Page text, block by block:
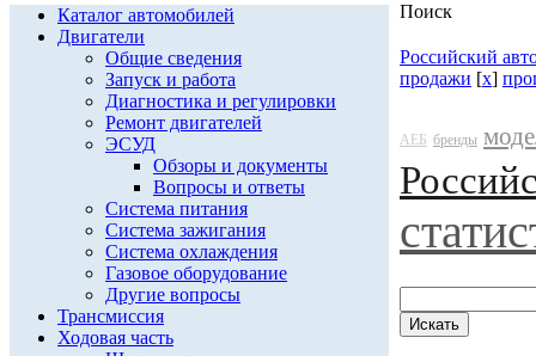
Каталог автомобилей
Двигатели
Общие сведения
Запуск и работа
Диагностика и регулировки
Ремонт двигателей
ЭСУД
Обзоры и документы
Вопросы и ответы
Система питания
Система зажигания
Система охлаждения
Газовое оборудование
Другие вопросы
Трансмиссия
Ходовая часть
Поиск
Российский
продажи [x]
АЕБ бренды